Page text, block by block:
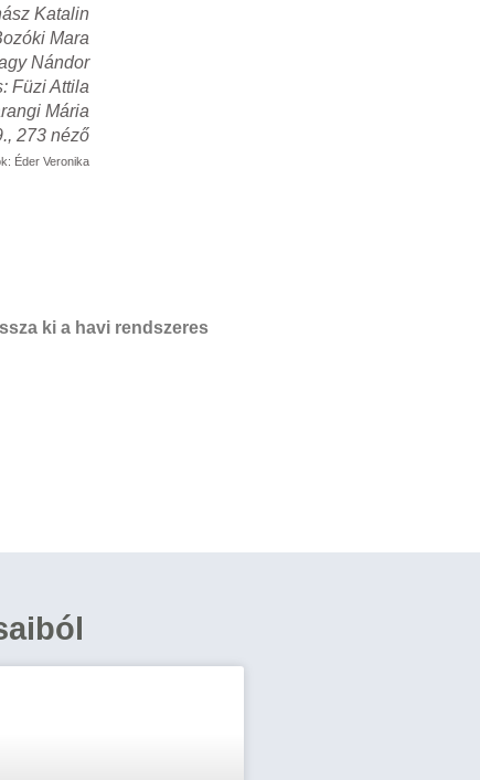
Katalin
Mara
Nándor
Füzi Attila
Mária
273 néző
Éder Veronika
ki a havi rendszeres